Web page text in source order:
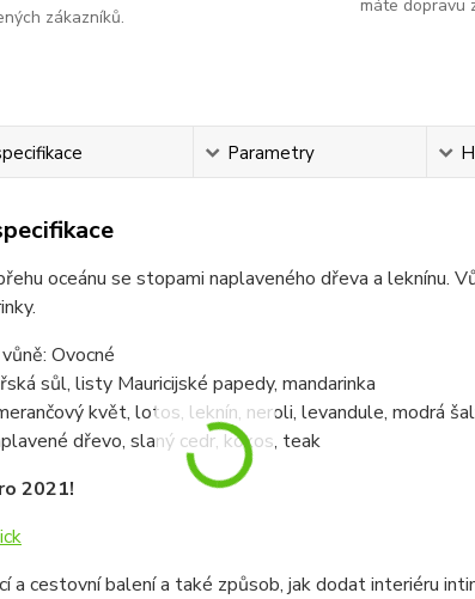
zákazníků.
máte dopravu
Parametry
oceánu se stopami naplaveného dřeva a leknínu.
Ovocné
sůl, listy Mauricijské papedy, mandarinka
květ, lotos, leknín, neroli, levandule, modrá
dřevo, slaný cedr, kokos, teak
2021!
a cestovní balení a také způsob, jak dodat interiéru